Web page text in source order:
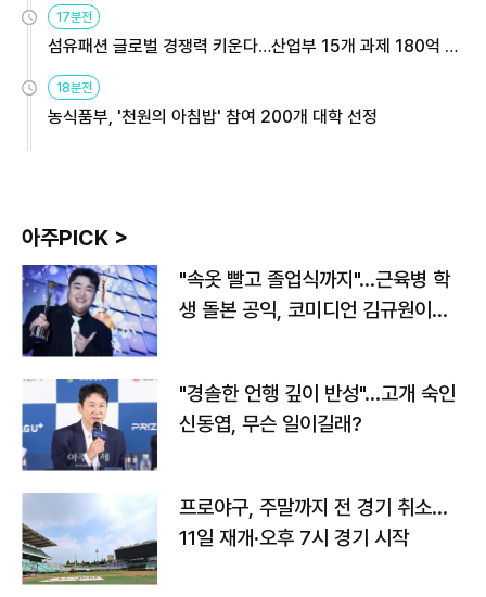
17분전
섬유패션 글로벌 경쟁력 키운다…산업부 15개 과제 180억 지
18분전
농식품부, '천원의 아침밥' 참여 200개 대학 선정
아주PICK >
"속옷 빨고 졸업식까지"…근육병 학
생 돌본 공익, 코미디언 김규원이었
"경솔한 언행 깊이 반성"…고개 숙인
신동엽, 무슨 일이길래?
프로야구, 주말까지 전 경기 취소…
11일 재개·오후 7시 경기 시작